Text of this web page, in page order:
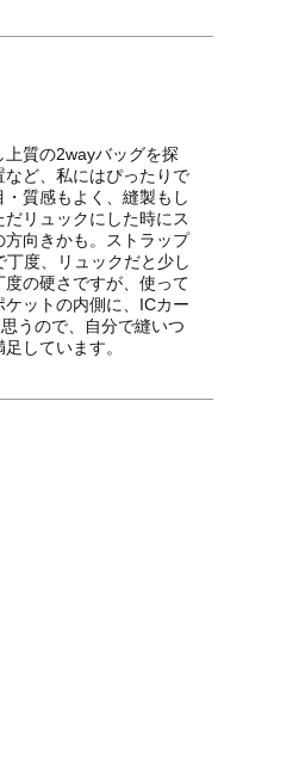
質の2wayバッグを探
など、私にはぴったりで
質感もよく、縫製もし
リュックにした時にス
方向きかも。ストラップ
度、リュックだと少し
の硬さですが、使って
ットの内側に、ICカー
うので、自分で縫いつ
しています。